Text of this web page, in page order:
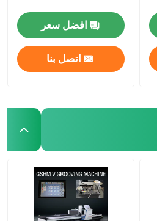
افضل سعر
اتصل بنا